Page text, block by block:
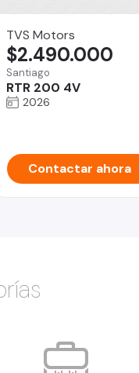
TVS Motors
Santiago
RTR 200 4V
$2.490.000
2026
Contactar ahora